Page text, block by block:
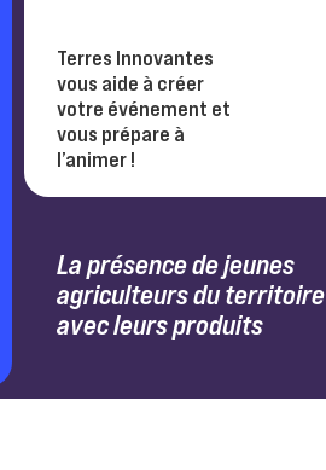
Terres Innovantes
vous aide à créer
votre événement et
vous prépare à
l’animer !
La présence de jeunes
agriculteurs du territoire
avec leurs produits